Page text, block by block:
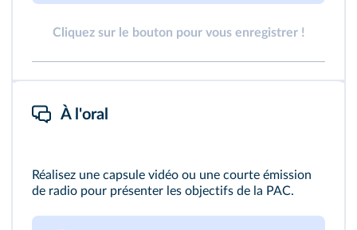
Cliquez sur le bouton pour vous enregistrer !
À l'oral
Réalisez une capsule vidéo ou une courte émission
de radio pour présenter les objectifs de la PAC.